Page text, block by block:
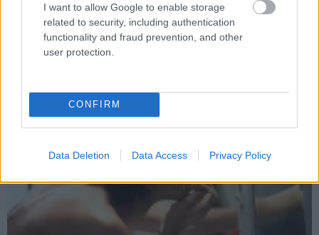
I want to allow Google to enable storage
related to security, including authentication
functionality and fraud prevention, and other
user protection.
CONFIRM
Data Deletion Data Access Privacy Policy
Fürdik a nosztalgiában a Jurassic World: Világuralom
trailere
| 2022.02.10 16:18
Nem meglepő, elvégre visszatér Sam Neill, Laura Dern és